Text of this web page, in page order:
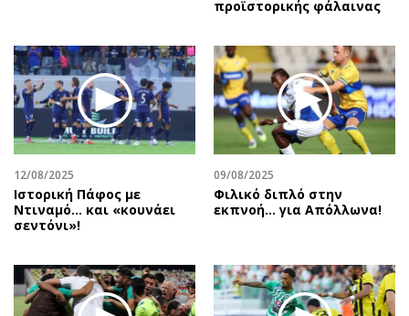
Οικονομία
Real Estate
Επιχειρήσεις
Αγορές
Money Review
AstroBank Properties
Trends
Ενέργεια
Ναυτιλία
Περιβάλλον
Πολιτική
Οικονομία
Γενικά
Αναδρομές
Πρόσωπα
Περιβάλλον
Good Life
Showbiz
Ταξίδια
προϊστορικής φάλαινας
12/08/2025
Ιστορική Πάφος με
Ντιναμό… και «κουνάει
σεντόνι»!
09/08/2025
Φιλικό διπλό στην
εκπνοή… για Απόλλωνα!